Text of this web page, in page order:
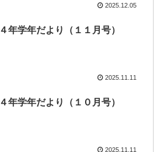
2025.12.05
４年学年だより（１１月号）
2025.11.11
４年学年だより（１０月号）
2025.11.11